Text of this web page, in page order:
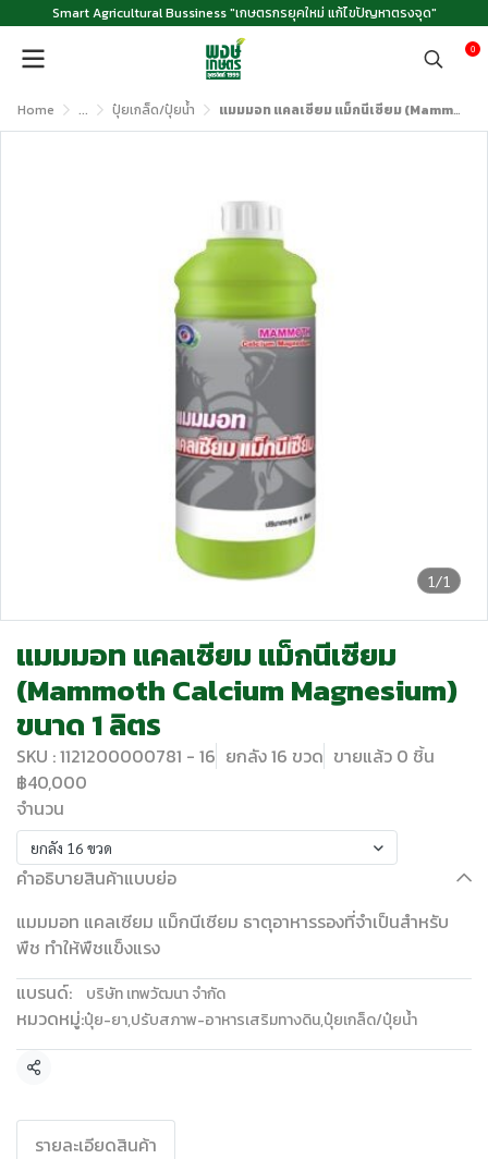
Smart Agricultural Bussiness "เกษตรกรยุคใหม่ แก้ไขปัญหาตรงจุด"
0
Home ... ปุ๋ยเกล็ด/ปุ๋ยน้ำ แมมมอท แคลเซียม แม็กนีเซียม (Mammoth Calcium Magnesium) ขนาด 1 ลิตร
1/1
แมมมอท แคลเซียม แม็กนีเซียม
(Mammoth Calcium Magnesium)
ขนาด 1 ลิตร
SKU : 1121200000781 - 16 ยกลัง 16 ขวด ขายแล้ว 0 ชิ้น
฿40,000
จำนวน
ยกลัง 16 ขวด
คำอธิบายสินค้าแบบย่อ
แมมมอท แคลเซียม แม็กนีเซียม ธาตุอาหารรองที่จำเป็นสำหรับ
พืช ทำให้พืชแข็งแรง
แบรนด์:
บริษัท เทพวัฒนา จำกัด
หมวดหมู่:ปุ๋ย-ยา,ปรับสภาพ-อาหารเสริมทางดิน,ปุ๋ยเกล็ด/ปุ๋ยน้ำ
แชร์
รายละเอียดสินค้า